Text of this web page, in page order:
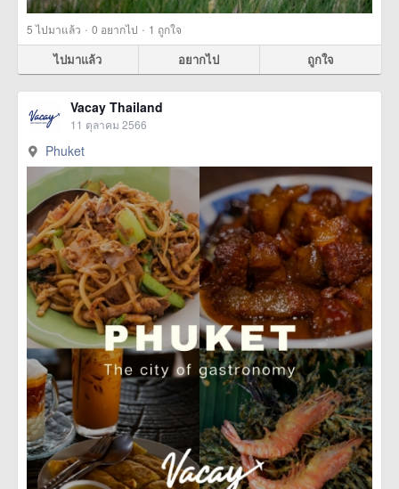
5ไปมาแล้ว · 0 อยากไป · 1 ถูกใจ
ไปมาแล้ว อยากไป ถูกใจ
Vacay Thailand
11 ตุลาคม 2566
Phuket